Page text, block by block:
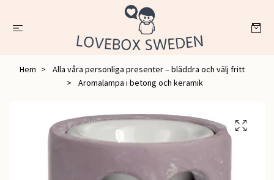
Hem
Alla våra personliga presenter – bläddra och välj fritt
Aromalampa i betong och keramik